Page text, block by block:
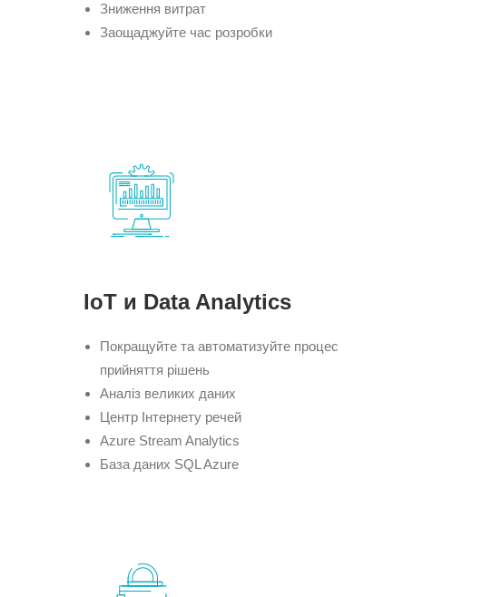
Зниження витрат
Заощаджуйте час розробки
IoT и Data Analytics
Покращуйте та автоматизуйте процес
прийняття рішень
Аналіз великих даних
Центр Інтернету речей
Azure Stream Analytics
База даних SQL Azure